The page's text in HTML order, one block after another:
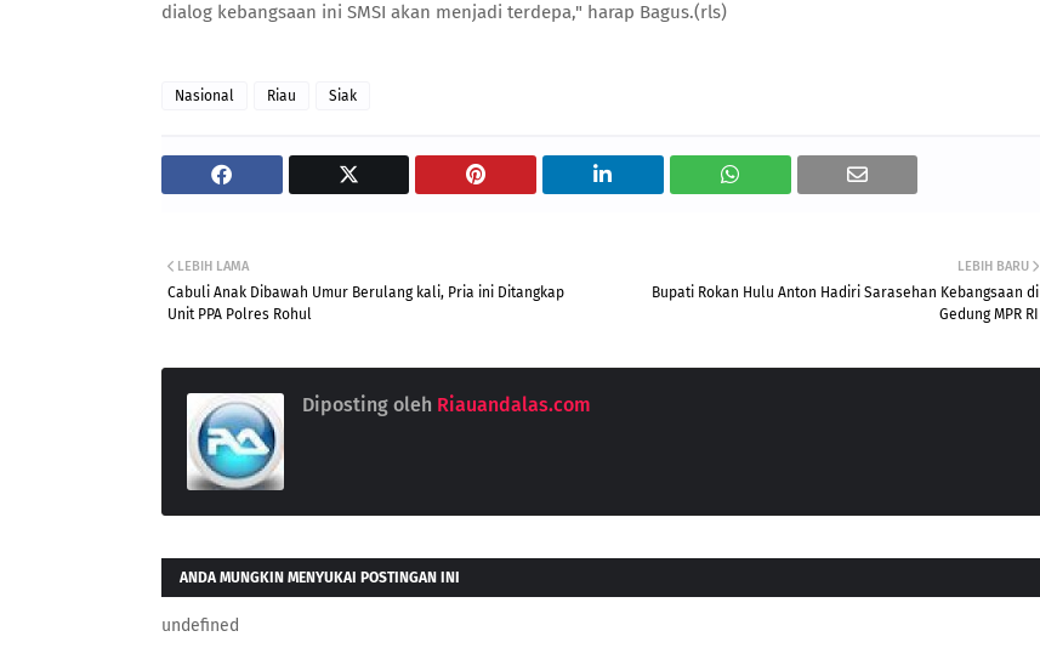
dialog kebangsaan ini SMSI akan menjadi terdepa," harap Bagus.(rls)
Nasional Riau Siak
LEBIH BARU
Bupati Rokan Hulu Anton Hadiri Sarasehan Kebangsaan di
Gedung MPR RI
LEBIH LAMA
Cabuli Anak Dibawah Umur Berulang kali, Pria ini Ditangkap
Unit PPA Polres Rohul
Diposting oleh Riauandalas.com
ANDA MUNGKIN MENYUKAI POSTINGAN INI
undefined